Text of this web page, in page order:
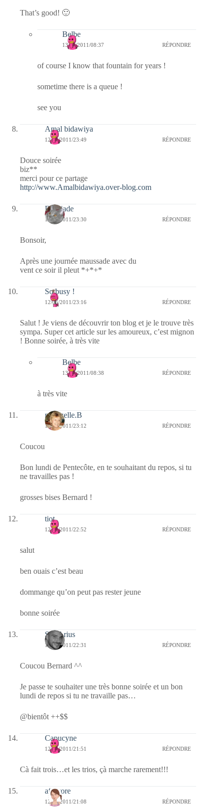
That’s good! 🙂
Belbe
13/06/2011/08:37 RÉPONDRE
of course I know that fountain for years !
sometime there is a queue !
see you
Amal bidawiya
12/06/2011/23:49 RÉPONDRE
Douce soirée
biz**
merci pour ce partage
http://www.Amalbidawiya.over-blog.com
Domjade
12/06/2011/23:30 RÉPONDRE
Bonsoir,
Après une journée maussade avec du
vent ce soir il pleut *+*+*
So busy !
12/06/2011/23:16 RÉPONDRE
Salut ! Je viens de découvrir ton blog et je le trouve très
sympa. Super cet article sur les amoureux, c’est mignon
! Bonne soirée, à très vite
Belbe
13/06/2011/08:38 RÉPONDRE
à très vite
mamzelle.B
12/06/2011/23:12 RÉPONDRE
Coucou
Bon lundi de Pentecôte, en te souhaitant du repos, si tu
ne travailles pas !
grosses bises Bernard !
tiot
12/06/2011/22:52 RÉPONDRE
salut
ben ouais c’est beau
dommange qu’on peut pas rester jeune
bonne soirée
SD-Arius
12/06/2011/22:31 RÉPONDRE
Coucou Bernard ^^
Je passe te souhaiter une très bonne soirée et un bon
lundi de repos si tu ne travaille pas…
@bientôt ++$$
Capucyne
12/06/2011/21:51 RÉPONDRE
Cà fait trois…et les trios, çà marche rarement!!!
afaurore
12/06/2011/21:08 RÉPONDRE